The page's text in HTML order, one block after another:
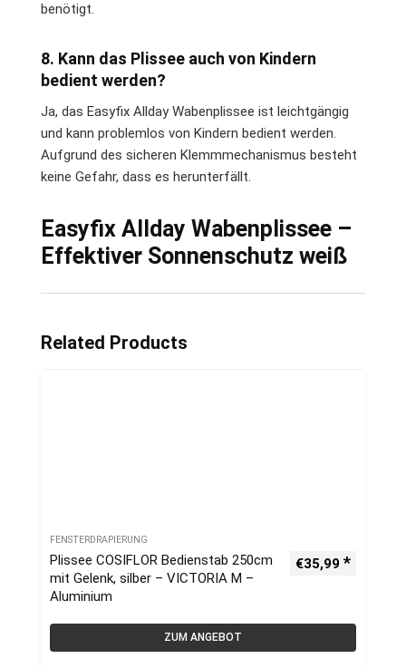
benötigt.
8. Kann das Plissee auch von Kindern
bedient werden?
Ja, das Easyfix Allday Wabenplissee ist leichtgängig
und kann problemlos von Kindern bedient werden.
Aufgrund des sicheren Klemmmechanismus besteht
keine Gefahr, dass es herunterfällt.
Easyfix Allday Wabenplissee –
Effektiver Sonnenschutz weiß
Related Products
FENSTERDRAPIERUNG
Plissee COSIFLOR Bedienstab 250cm
mit Gelenk, silber – VICTORIA M –
Aluminium
€35,99
ZUM ANGEBOT